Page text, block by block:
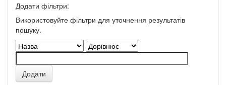
Додати фільтри:
Використовуйте фільтри для уточнення результатів
пошуку.